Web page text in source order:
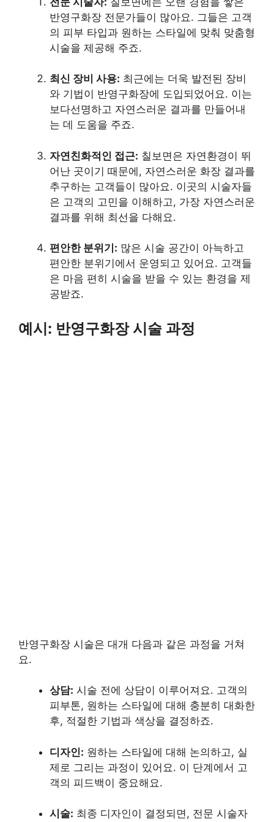
반영구화장 전문가들이 많아요. 그들은 고객
의 피부 타입과 원하는 스타일에 맞춰 맞춤형
시술을 제공해 주죠.
최신 장비 사용: 최근에는 더욱 발전된 장비
와 기법이 반영구화장에 도입되었어요. 이는
보다선명하고 자연스러운 결과를 만들어내
는 데 도움을 주죠.
자연친화적인 접근: 칠보면은 자연환경이 뛰
어난 곳이기 때문에, 자연스러운 화장 결과를
추구하는 고객들이 많아요. 이곳의 시술자들
은 고객의 고민을 이해하고, 가장 자연스러운
결과를 위해 최선을 다해요.
편안한 분위기: 많은 시술 공간이 아늑하고
편안한 분위기에서 운영되고 있어요. 고객들
은 마음 편히 시술을 받을 수 있는 환경을 제
공받죠.
예시: 반영구화장 시술 과정
반영구화장 시술은 대개 다음과 같은 과정을 거쳐
요.
상담: 시술 전에 상담이 이루어져요. 고객의
피부톤, 원하는 스타일에 대해 충분히 대화한
후, 적절한 기법과 색상을 결정하죠.
디자인: 원하는 스타일에 대해 논의하고, 실
제로 그리는 과정이 있어요. 이 단계에서 고
객의 피드백이 중요해요.
시술: 최종 디자인이 결정되면, 전문 시술자